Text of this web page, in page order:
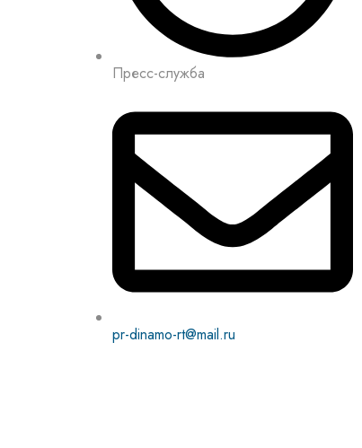
Пресс-служба
pr-dinamo-rt@mail.ru